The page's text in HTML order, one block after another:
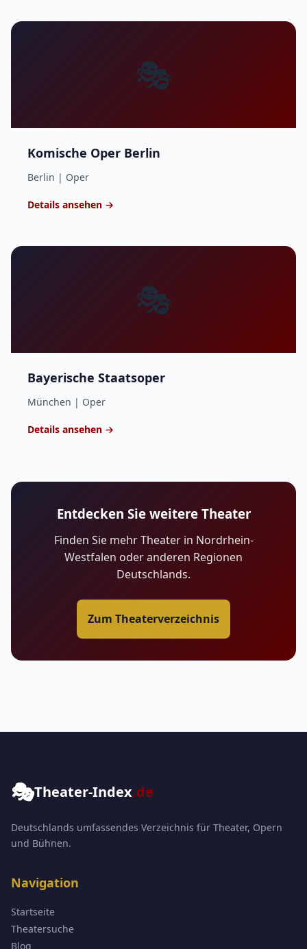
🎭
Komische Oper Berlin
Berlin | Oper
Details ansehen →
🎭
Bayerische Staatsoper
München | Oper
Details ansehen →
Entdecken Sie weitere Theater
Finden Sie mehr Theater in Nordrhein-
Westfalen oder anderen Regionen
Deutschlands.
Zum Theaterverzeichnis
🎭Theater-Index.de
Deutschlands umfassendes Verzeichnis für Theater, Opern
und Bühnen.
Navigation
Startseite
Theatersuche
Blog